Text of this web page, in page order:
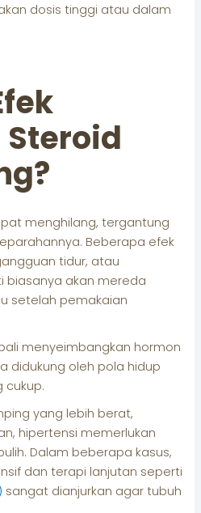
dosis tinggi atau dalam
menghilang, tergantung
Beberapa efek
tidur, atau
biasanya akan mereda
setelah pemakaian
menyeimbangkan hormon
didukung oleh pola hidup
cukup.
yang lebih berat,
hipertensi memerlukan
Dalam beberapa kasus,
dan terapi lanjutan seperti
sangat dianjurkan agar tubuh